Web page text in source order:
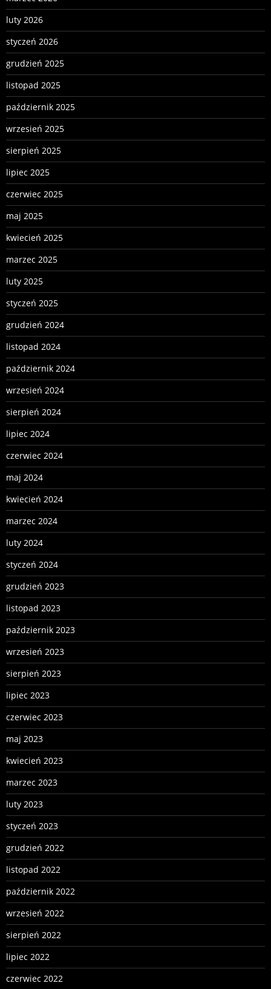
luty 2026
styczeń 2026
grudzień 2025
listopad 2025
październik 2025
wrzesień 2025
sierpień 2025
lipiec 2025
czerwiec 2025
maj 2025
kwiecień 2025
marzec 2025
luty 2025
styczeń 2025
grudzień 2024
listopad 2024
październik 2024
wrzesień 2024
sierpień 2024
lipiec 2024
czerwiec 2024
maj 2024
kwiecień 2024
marzec 2024
luty 2024
styczeń 2024
grudzień 2023
listopad 2023
październik 2023
wrzesień 2023
sierpień 2023
lipiec 2023
czerwiec 2023
maj 2023
kwiecień 2023
marzec 2023
luty 2023
styczeń 2023
grudzień 2022
listopad 2022
październik 2022
wrzesień 2022
sierpień 2022
lipiec 2022
czerwiec 2022